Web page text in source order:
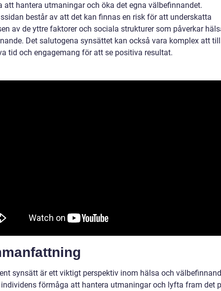
att hantera utmaningar och öka det egna välbefinnandet.
består av att det kan finnas en risk för att underskatta
av de yttre faktorer och sociala strukturer som påverkar
Det salutogena synsättet kan också vara komplex att
tid och engagemang för att se positiva resultat.
synsätt är ett viktigt perspektiv inom hälsa och
förmåga att hantera utmaningar och lyfta fram det